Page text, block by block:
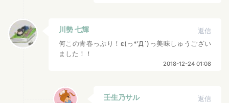
川勢 七輝
返信
何この青春っぷり！ε(っ*′Д`)っ美味しゅうござい
ました！！
2018-12-24 01:08
壬生乃サル
返信